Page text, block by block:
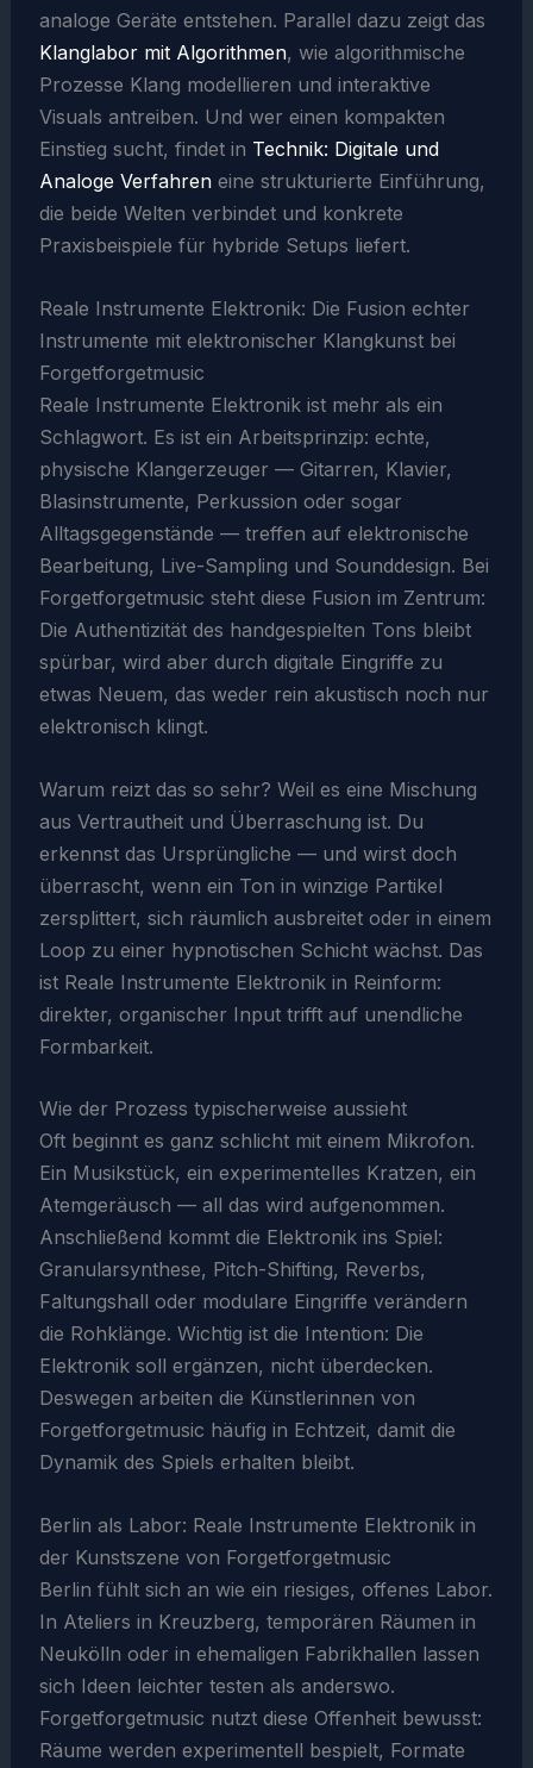
analoge Geräte entstehen. Parallel dazu zeigt das
Klanglabor mit Algorithmen, wie algorithmische
Prozesse Klang modellieren und interaktive
Visuals antreiben. Und wer einen kompakten
Einstieg sucht, findet in Technik: Digitale und
Analoge Verfahreneine strukturierte Einführung,
die beide Welten verbindet und konkrete
Praxisbeispiele für hybride Setups liefert.
Reale Instrumente Elektronik: Die Fusion echter
Instrumente mit elektronischer Klangkunst bei
Forgetforgetmusic
Reale Instrumente Elektronik ist mehr als ein
Schlagwort. Es ist ein Arbeitsprinzip: echte,
physische Klangerzeuger — Gitarren, Klavier,
Blasinstrumente, Perkussion oder sogar
Alltagsgegenstände — treffen auf elektronische
Bearbeitung, Live-Sampling und Sounddesign. Bei
Forgetforgetmusic steht diese Fusion im Zentrum:
Die Authentizität des handgespielten Tons bleibt
spürbar, wird aber durch digitale Eingriffe zu
etwas Neuem, das weder rein akustisch noch nur
elektronisch klingt.
Warum reizt das so sehr? Weil es eine Mischung
aus Vertrautheit und Überraschung ist. Du
erkennst das Ursprüngliche — und wirst doch
überrascht, wenn ein Ton in winzige Partikel
zersplittert, sich räumlich ausbreitet oder in einem
Loop zu einer hypnotischen Schicht wächst. Das
ist Reale Instrumente Elektronik in Reinform:
direkter, organischer Input trifft auf unendliche
Formbarkeit.
Wie der Prozess typischerweise aussieht
Oft beginnt es ganz schlicht mit einem Mikrofon.
Ein Musikstück, ein experimentelles Kratzen, ein
Atemgeräusch — all das wird aufgenommen.
Anschließend kommt die Elektronik ins Spiel:
Granularsynthese, Pitch-Shifting, Reverbs,
Faltungshall oder modulare Eingriffe verändern
die Rohklänge. Wichtig ist die Intention: Die
Elektronik soll ergänzen, nicht überdecken.
Deswegen arbeiten die Künstlerinnen von
Forgetforgetmusic häufig in Echtzeit, damit die
Dynamik des Spiels erhalten bleibt.
Berlin als Labor: Reale Instrumente Elektronik in
der Kunstszene von Forgetforgetmusic
Berlin fühlt sich an wie ein riesiges, offenes Labor.
In Ateliers in Kreuzberg, temporären Räumen in
Neukölln oder in ehemaligen Fabrikhallen lassen
sich Ideen leichter testen als anderswo.
Forgetforgetmusic nutzt diese Offenheit bewusst:
Räume werden experimentell bespielt, Formate